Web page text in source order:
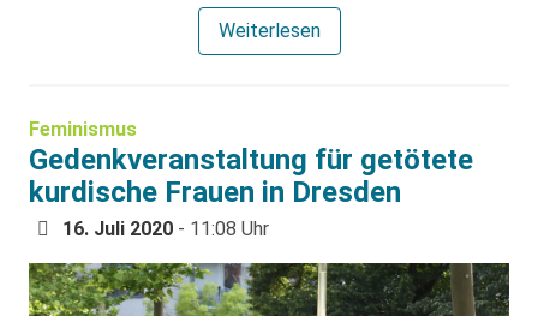
Weiterlesen
Feminismus
Gedenkveranstaltung für getötete
kurdische Frauen in Dresden
16. Juli 2020 - 11:08 Uhr